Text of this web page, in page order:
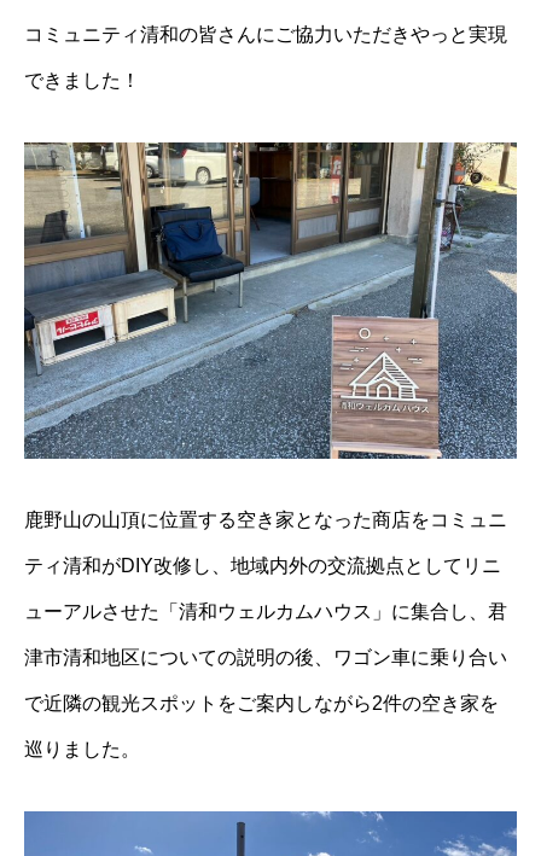
コミュニティ清和の皆さんにご協力いただきやっと実現
できました！
鹿野山の山頂に位置する空き家となった商店をコミュニ
ティ清和がDIY改修し、地域内外の交流拠点としてリニ
ューアルさせた「清和ウェルカムハウス」に集合し、君
津市清和地区についての説明の後、ワゴン車に乗り合い
で近隣の観光スポットをご案内しながら2件の空き家を
巡りました。